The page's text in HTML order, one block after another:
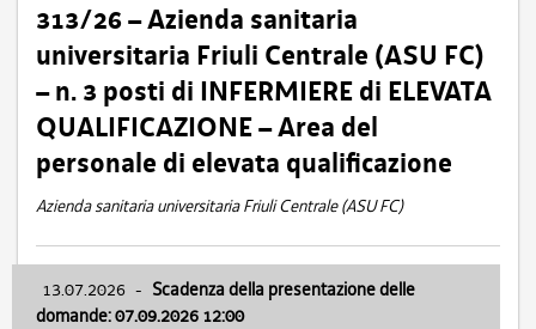
313/26 – Azienda sanitaria
universitaria Friuli Centrale (ASU FC)
– n. 3 posti di INFERMIERE di ELEVATA
QUALIFICAZIONE – Area del
personale di elevata qualificazione
Azienda sanitaria universitaria Friuli Centrale (ASU FC)
13.07.2026 - Scadenza della presentazione delle
domande: 07.09.2026 12:00